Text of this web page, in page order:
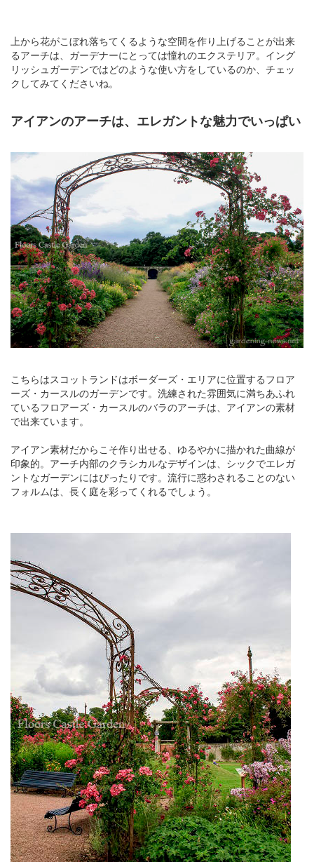
上から花がこぼれ落ちてくるような空間を作り上げることが出来
るアーチは、ガーデナーにとっては憧れのエクステリア。イング
リッシュガーデンではどのような使い方をしているのか、チェッ
クしてみてくださいね。
アイアンのアーチは、エレガントな魅力でいっぱい
こちらはスコットランドはボーダーズ・エリアに位置するフロア
ーズ・カースルのガーデンです。洗練された雰囲気に満ちあふれ
ているフロアーズ・カースルのバラのアーチは、アイアンの素材
で出来ています。
アイアン素材だからこそ作り出せる、ゆるやかに描かれた曲線が
印象的。アーチ内部のクラシカルなデザインは、シックでエレガ
ントなガーデンにはぴったりです。流行に惑わされることのない
フォルムは、長く庭を彩ってくれるでしょう。